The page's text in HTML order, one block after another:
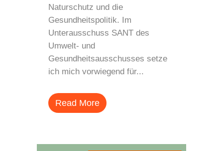
Naturschutz und die
Gesundheitspolitik. Im
Unterausschuss SANT des
Umwelt- und
Gesundheitsausschusses setze
ich mich vorwiegend für...
Read More